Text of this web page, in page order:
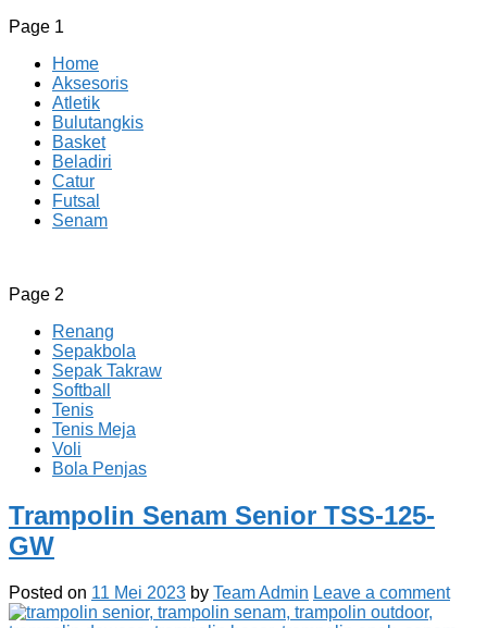
Page 1
Home
Aksesoris
Atletik
Bulutangkis
Basket
Beladiri
Catur
Futsal
Senam
CV JAYA BERSAMA Co Id
Menyediakan Semua Perlengkapan Olahraga Yang
Page 2
Renang
Sepakbola
Sepak Takraw
Softball
Tenis
Tenis Meja
Voli
Bola Penjas
Trampolin Senam Senior TSS-125-
GW
Posted on 11 Mei 2023 by Team Admin Leave a comment